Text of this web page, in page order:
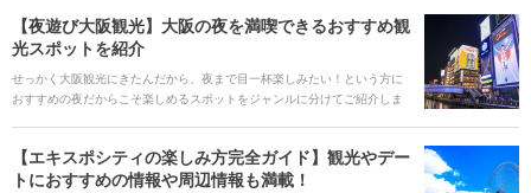
【夜遊び大阪観光】大阪の夜を満喫できるおすすめ観
光スポットを紹介
せっかく大阪観光にきたんだから、夜まで目一杯楽しみたい！という方に
おすすめの夜だからこそ楽しめるスポットをジャンルに分けてご紹介しま
【エキスポシティの楽しみ方完全ガイド】観光やデー
トにおすすめの情報や周辺情報も満載！